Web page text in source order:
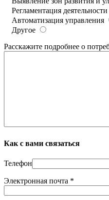
Регламентация деятельности
Автоматизация управления
Другое
Расскажите подробнее о
Как с вами связаться
Телефон
Электронная почта *